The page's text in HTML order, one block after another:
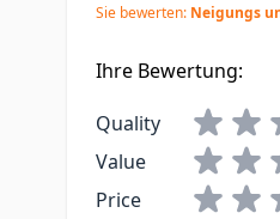
Sie bewerten: Neigungs
Ihre Bewertung:
Quality
Value
Price